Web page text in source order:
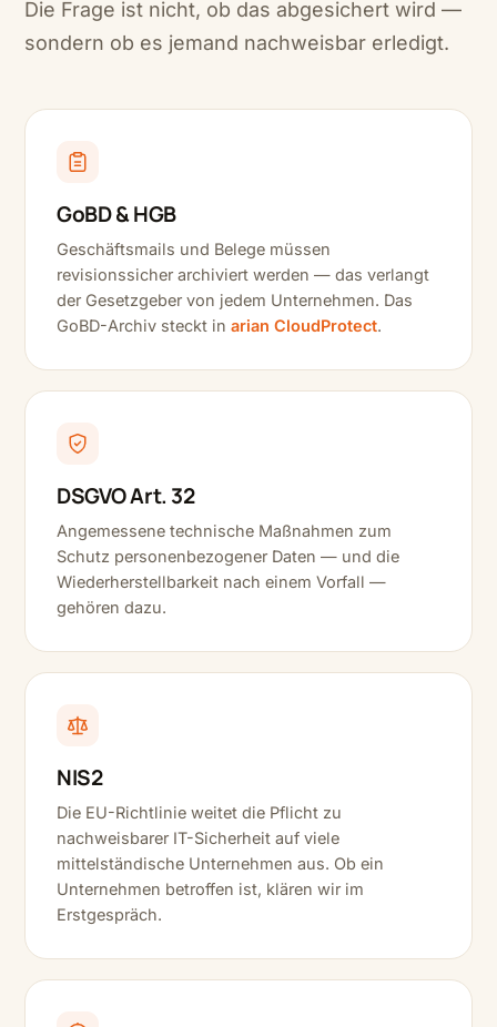
Die Frage ist nicht, ob das abgesichert wird —
sondern ob es jemand nachweisbar erledigt.
GoBD & HGB
Geschäftsmails und Belege müssen
revisionssicher archiviert werden — das verlangt
der Gesetzgeber von jedem Unternehmen. Das
GoBD-Archiv steckt in arian CloudProtect.
DSGVO Art. 32
Angemessene technische Maßnahmen zum
Schutz personenbezogener Daten — und die
Wiederherstellbarkeit nach einem Vorfall —
gehören dazu.
NIS2
Die EU-Richtlinie weitet die Pflicht zu
nachweisbarer IT-Sicherheit auf viele
mittelständische Unternehmen aus. Ob ein
Unternehmen betroffen ist, klären wir im
Erstgespräch.